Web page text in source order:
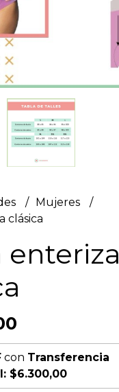
Mujeres
clásica
enteriza
con Transferencia
$6.300,00